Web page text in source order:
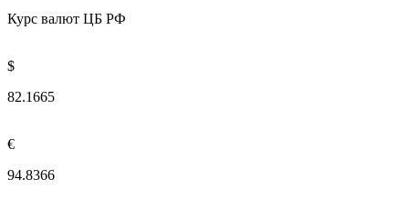
Курс валют ЦБ РФ
$
82.1665
€
94.8366